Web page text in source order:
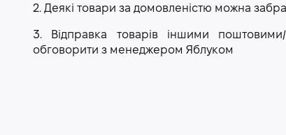
2. Деякі товари за домовленістю можна
3. Відправка товарів іншими
обговорити з менеджером Яблуком